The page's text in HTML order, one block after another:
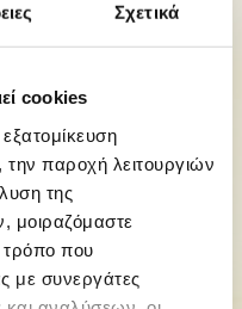
Σχετικά
cookies
την παροχή λειτουργιών
της
μοιραζόμαστε
που
με συνεργάτες
Σάββατο & εκτός